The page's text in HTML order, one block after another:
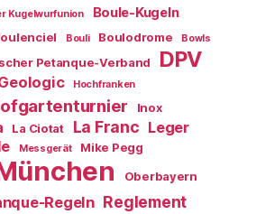
Kugelwurfunion Boule-Kugeln
Bouli Boulodrome Bowls
Petanque-Verband DPV
Hochfranken
Inox
La Ciotat La Franc Leger
Messgerät Mike Pegg
Oberbayern
Regeln Reglement